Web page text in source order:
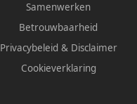
Samenwerken
Betrouwbaarheid
Privacybeleid & Disclaimer
Cookieverklaring